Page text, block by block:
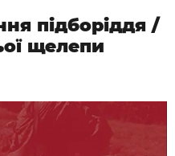
підборіддя /
щелепи